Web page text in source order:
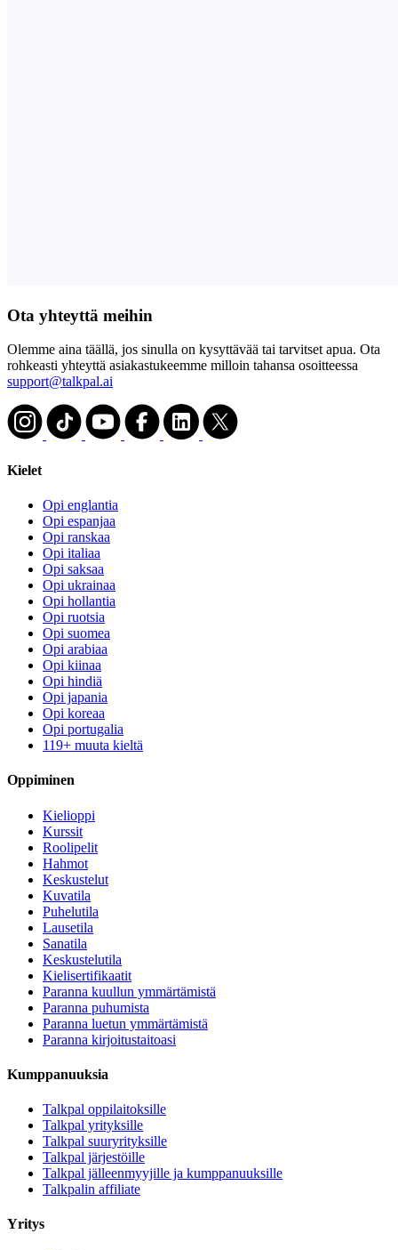
Ota yhteyttä meihin
Olemme aina täällä, jos sinulla on kysyttävää tai tarvitset apua. Ota
rohkeasti yhteyttä asiakastukeemme milloin tahansa osoitteessa
support@talkpal.ai
Kielet
Opi englantia
Opi espanjaa
Opi ranskaa
Opi italiaa
Opi saksaa
Opi ukrainaa
Opi hollantia
Opi ruotsia
Opi suomea
Opi arabiaa
Opi kiinaa
Opi hindiä
Opi japania
Opi koreaa
Opi portugalia
119+ muuta kieltä
Oppiminen
Kielioppi
Kurssit
Roolipelit
Hahmot
Keskustelut
Kuvatila
Puhelutila
Lausetila
Sanatila
Keskustelutila
Kielisertifikaatit
Paranna kuullun ymmärtämistä
Paranna puhumista
Paranna luetun ymmärtämistä
Paranna kirjoitustaitoasi
Kumppanuuksia
Talkpal oppilaitoksille
Talkpal yrityksille
Talkpal suuryrityksille
Talkpal järjestöille
Talkpal jälleenmyyjille ja kumppanuuksille
Talkpalin affiliate
Yritys